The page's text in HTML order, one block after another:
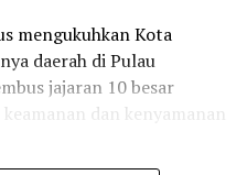
mengukuhkan Kota
daerah di Pulau
jajaran 10 besar
dan kenyamanan